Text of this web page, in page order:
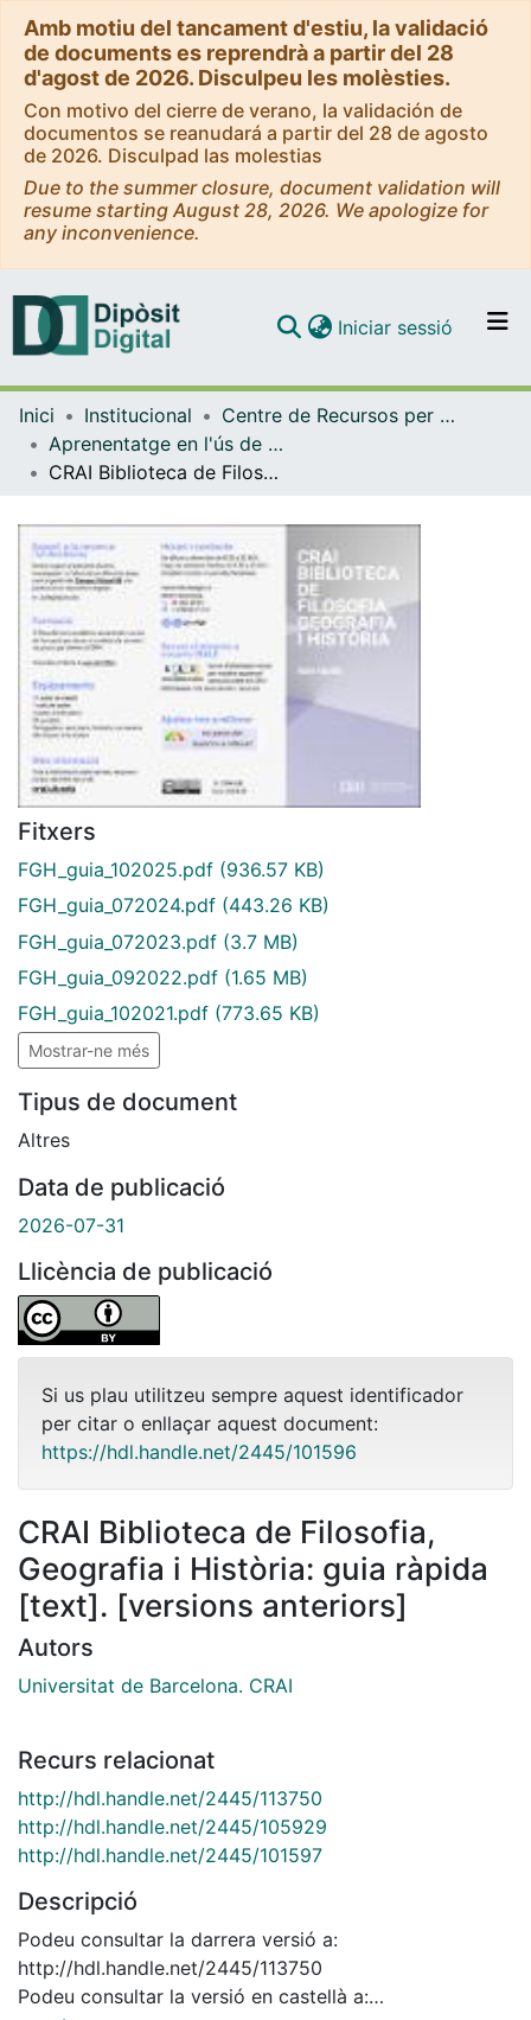
Amb motiu del tancament d'estiu, la validació
de documents es reprendrà a partir del 28
d'agost de 2026. Disculpeu les molèsties.
Con motivo del cierre de verano, la validación de
documentos se reanudará a partir del 28 de agosto
de 2026. Disculpad las molestias
Due to the summer closure, document validation will
resume starting August 28, 2026. We apologize for
any inconvenience.
Navega per tot el DD
Iniciar sessió (current)
Inici Institucional
Centre de Recursos per a l'Aprenentatge i la Investigació (CRAI-UB) - Institucional
Aprenentatge en l'ús de serveis i recursos d'informació: tutorials i guies (CRAI-UB)
CRAI Biblioteca de Filosofia, Geografia i Història: guia ràpida [text]. [versions anteriors]
Fitxers
FGH_guia_102025.pdf (936.57 KB)
FGH_guia_072024.pdf (443.26 KB)
FGH_guia_072023.pdf (3.7 MB)
FGH_guia_092022.pdf (1.65 MB)
FGH_guia_102021.pdf (773.65 KB)
Mostrar-ne més
Tipus de document
Altres
Data de publicació
2026-07-31
Llicència de publicació
Si us plau utilitzeu sempre aquest identificador
per citar o enllaçar aquest document:
https://hdl.handle.net/2445/101596
CRAI Biblioteca de Filosofia,
Geografia i Història: guia ràpida
[text]. [versions anteriors]
Autors
Universitat de Barcelona. CRAI
Recurs relacionat
http://hdl.handle.net/2445/113750
http://hdl.handle.net/2445/105929
http://hdl.handle.net/2445/101597
Descripció
Podeu consultar la darrera versió a:
http://hdl.handle.net/2445/113750
Podeu consultar la versió en castellà a: